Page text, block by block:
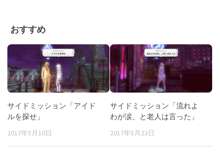
おすすめ
サイドミッション「アイド
ルを探せ」
2017年5月10日
サイドミッション「流れよ
わが涙、と老人は言った」
2017年5月23日